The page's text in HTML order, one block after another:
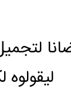
ليقولوه